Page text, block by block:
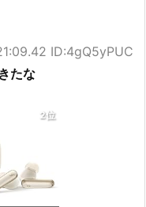
ID:4gQ5yPUC
たな
2位